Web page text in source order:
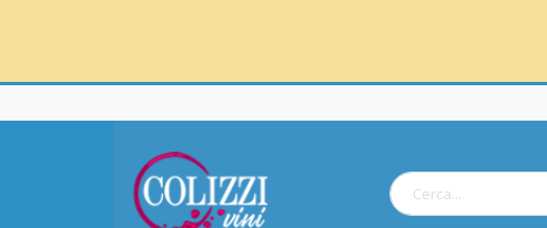
al
Cerca